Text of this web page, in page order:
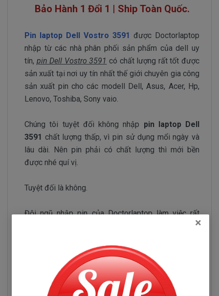
Bảo Hành 1 Đổi 1 | Ship Toàn Quốc.
Pin laptop Dell Vostro 3591 được Doctorlaptop
nhập từ các nhà phân phối sản phẩm của dell uy
tín, pin Dell Vostro 3591 có chất lượng rất tốt được
sản xuất tại nơi uy tín nhất thế giới chuyên gia công
sản xuất pin cho các modell Dell, Asus, Acer, Hp,
Lenovo, Toshiba, Sony vaio.
Chúng tôi tuyệt đối không nhập pin laptop Dell
3591 chất lượng thấp, vì pin sử dụng mổi ngày và
lâu dài. Nên pin phải có chất lượng thì mới bền
được nhé quí vị.
Tuyệt đối là không.
Đội ngũ nhập pin của Doctorlaptop làm việc rất
chăm chỉ test pin và kiểm tra pin liên tục để chỉ
chuyên sản xuất pin chất lượng tốt.
×